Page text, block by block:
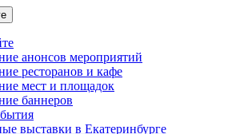
анонсов мероприятий
ресторанов и кафе
мест и площадок
баннеров
выставки в Екатеринбурге